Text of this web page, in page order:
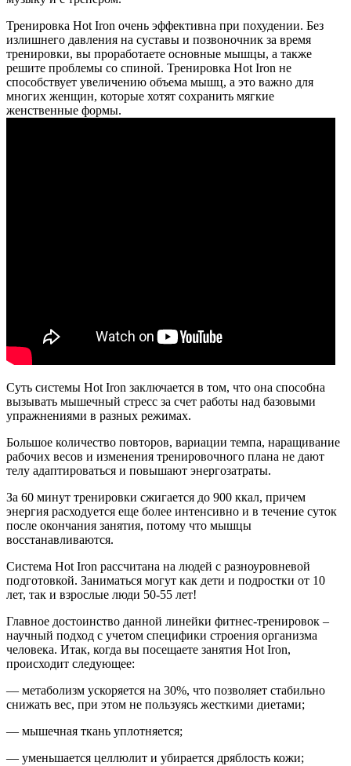
Тренировка Hot Iron очень эффективна при похудении. Без
излишнего давления на суставы и позвоночник за время
тренировки, вы проработаете основные мышцы, а также
решите проблемы со спиной. Тренировка Hot Iron не
способствует увеличению объема мышц, а это важно для
многих женщин, которые хотят сохранить мягкие
женственные формы.
Суть системы Hot Iron заключается в том, что она способна
вызывать мышечный стресс за счет работы над базовыми
упражнениями в разных режимах.
Большое количество повторов, вариации темпа, наращивание
рабочих весов и изменения тренировочного плана не дают
телу адаптироваться и повышают энергозатраты.
За 60 минут тренировки сжигается до 900 ккал, причем
энергия расходуется еще более интенсивно и в течение суток
после окончания занятия, потому что мышцы
восстанавливаются.
Cистема Hot Iron рассчитана на людей с разноуровневой
подготовкой. Заниматься могут как дети и подростки от 10
лет, так и взрослые люди 50-55 лет!
Главное достоинство данной линейки фитнес-тренировок –
научный подход с учетом специфики строения организма
человека. Итак, когда вы посещаете занятия Hot Iron,
происходит следующее:
— метаболизм ускоряется на 30%, что позволяет стабильно
снижать вес, при этом не пользуясь жесткими диетами;
— мышечная ткань уплотняется;
— уменьшается целлюлит и убирается дряблость кожи;